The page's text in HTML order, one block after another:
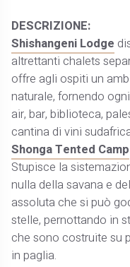
DESCRIZIONE:
Shishangeni Lodge
altrettanti chalets
offre agli ospiti un
naturale, fornendo
air, bar, biblioteca,
cantina di vini
Shonga Tented Camp
Stupisce la
nulla della savana e
assoluta che si può
stelle, pernottando in
che sono costruite su
in paglia.